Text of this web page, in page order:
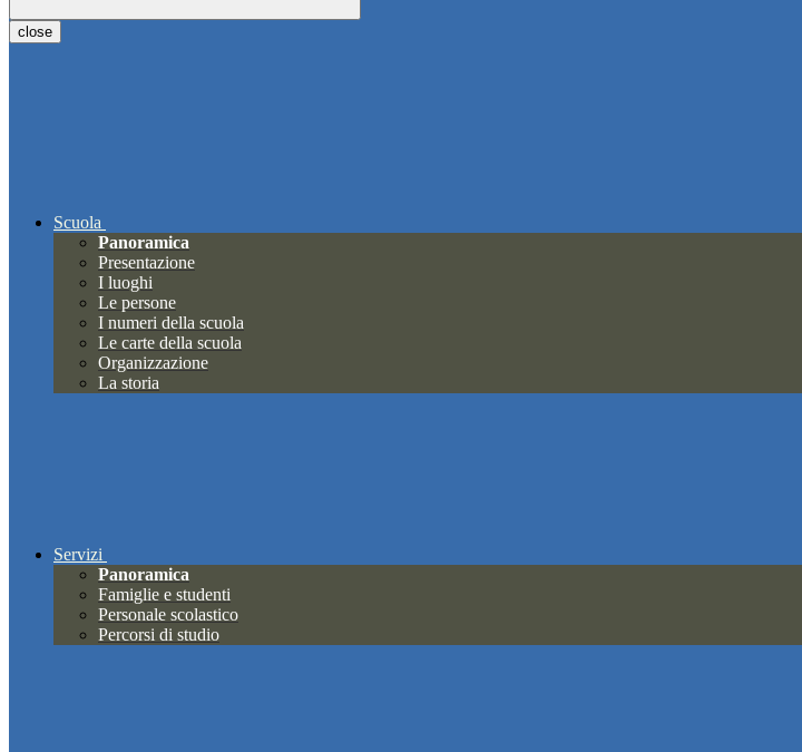
close
Scuola
Panoramica
Presentazione
I luoghi
Le persone
I numeri della scuola
Le carte della scuola
Organizzazione
La storia
Servizi
Panoramica
Famiglie e studenti
Personale scolastico
Percorsi di studio